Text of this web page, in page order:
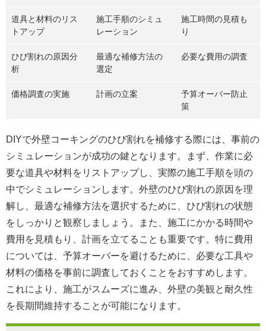
道具と材料のリス
トアップ
施工手順のシミュ
レーション
施工時間の見積も
り
ひび割れの原因分
析
最適な補修方法の
選定
必要な費用の調査
価格調査の実施 計画の立案
予算オーバー防止
策
DIYで外壁コーキングのひび割れを補修する際には、事前の
シミュレーションが成功の鍵となります。まず、作業に必
要な道具や材料をリストアップし、実際の施工手順を頭の
中でシミュレーションします。外壁のひび割れの原因を理
解し、最適な補修方法を選択するために、ひび割れの状態
をしっかりと観察しましょう。また、施工にかかる時間や
費用を見積もり、計画を立てることも重要です。特に費用
については、予算オーバーを避けるために、必要な工具や
材料の価格を事前に調査しておくことをおすすめします。
これにより、施工がスムーズに進み、外壁の美観と耐久性
を長期間維持することが可能になります。